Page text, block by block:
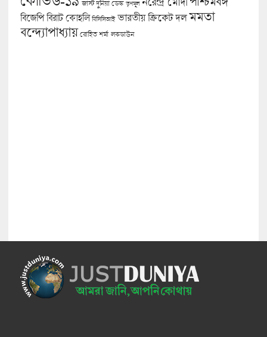
জাস্ট দুনিয়া ডেস্ক তৃণমূল
বিজেপি বিরাট কোহলি বিসিসিআই ভারতীয় ক্রিকেট দল মমতা
বন্দ্যোপাধ্যায় রোহিত শর্মা লকডাউন